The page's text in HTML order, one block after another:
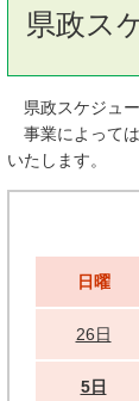
県政ス
県政スケジュー
事業によって
いたします。
日曜
26日
5日